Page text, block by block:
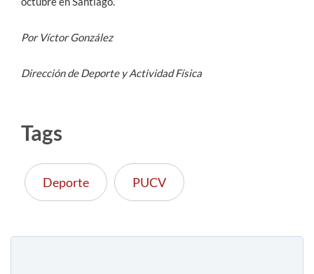
Por Víctor González
Dirección de Deporte y Actividad Física
Tags
Deporte PUCV